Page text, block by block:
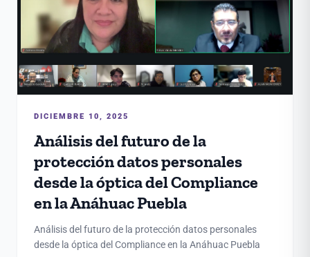
DICIEMBRE 10, 2025
Análisis del futuro de la
protección datos personales
desde la óptica del Compliance
en la Anáhuac Puebla
Análisis del futuro de la protección datos personales
desde la óptica del Compliance en la Anáhuac Puebla